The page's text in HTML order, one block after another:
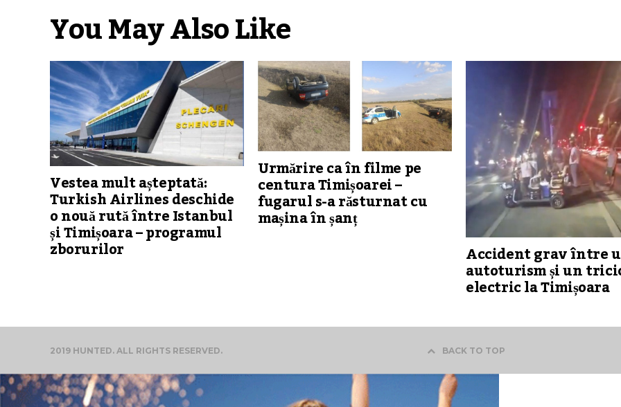
You May Also Like
Vestea mult așteptată:
Turkish Airlines deschide
o nouă rută între Istanbul
și Timișoara – programul
zborurilor
Urmărire ca în filme pe
centura Timișoarei –
fugarul s-a răsturnat cu
mașina în șanț
Accident grav între
autoturism și un
electric la Timișoara
2019 HUNTED. ALL RIGHTS RESERVED. BACK TO TOP